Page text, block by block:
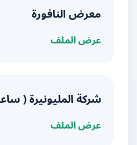
معرض النافورة
عرض الملف
شركة المليونيرة ( ساعات )
عرض الملف